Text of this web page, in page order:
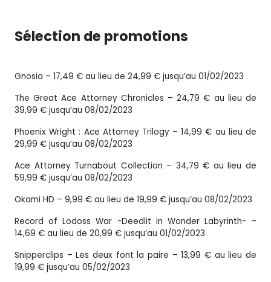
Sélection de promotions
Gnosia – 17,49 € au lieu de 24,99 € jusqu’au 01/02/2023
The Great Ace Attorney Chronicles – 24,79 € au lieu de
39,99 € jusqu’au 08/02/2023
Phoenix Wright : Ace Attorney Trilogy – 14,99 € au lieu de
29,99 € jusqu’au 08/02/2023
Ace Attorney Turnabout Collection – 34,79 € au lieu de
59,99 € jusqu’au 08/02/2023
Okami HD – 9,99 € au lieu de 19,99 € jusqu’au 08/02/2023
Record of Lodoss War -Deedlit in Wonder Labyrinth- –
14,69 € au lieu de 20,99 € jusqu’au 01/02/2023
Snipperclips – Les deux font la paire – 13,99 € au lieu de
19,99 € jusqu’au 05/02/2023